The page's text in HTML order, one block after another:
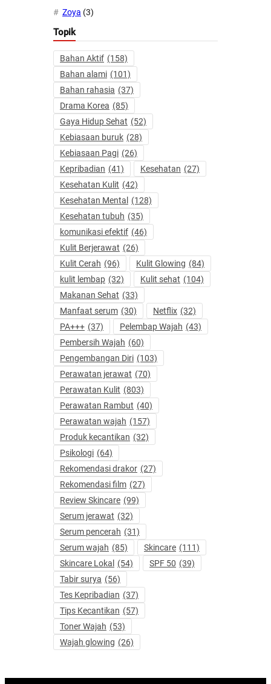
Zoya (3)
Topik
Bahan Aktif (158)
Bahan alami (101)
Bahan rahasia (37)
Drama Korea (85)
Gaya Hidup Sehat (52)
Kebiasaan buruk (28)
Kebiasaan Pagi (26)
Kepribadian (41) Kesehatan (27)
Kesehatan Kulit (42)
Kesehatan Mental
(128)
Kesehatan tubuh (35)
komunikasi efektif (46)
Kulit Berjerawat (26)
Kulit Cerah (96) Kulit Glowing (84)
kulit lembap (32) Kulit sehat (104)
Makanan Sehat (33)
Manfaat serum (30) Netflix (32)
PA+++ (37) Pelembap Wajah (43)
Pembersih Wajah (60)
Pengembangan Diri (103)
Perawatan jerawat (70)
Perawatan Kulit (803)
Perawatan Rambut (40)
Perawatan wajah (157)
Produk kecantikan (32)
Psikologi (64)
Rekomendasi drakor (27)
Rekomendasi film (27)
Review Skincare (99)
Serum jerawat (32)
Serum pencerah (31)
Serum wajah (85) Skincare (111)
Skincare Lokal
(54) SPF 50 (39)
Tabir surya (56)
Tes Kepribadian (37)
Tips Kecantikan (57)
Toner Wajah (53)
Wajah glowing (26)